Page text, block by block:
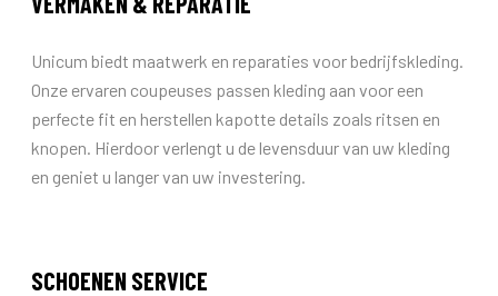
Unicum biedt maatwerk en reparaties voor bedrijfskleding.
Onze ervaren coupeuses passen kleding aan voor een
perfecte fit en herstellen kapotte details zoals ritsen en
knopen. Hierdoor verlengt u de levensduur van uw kleding
en geniet u langer van uw investering.
SCHOENEN SERVICE